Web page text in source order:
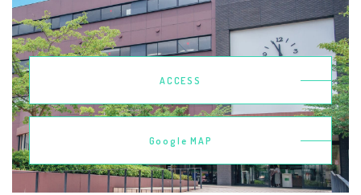
ACCESS
Google MAP